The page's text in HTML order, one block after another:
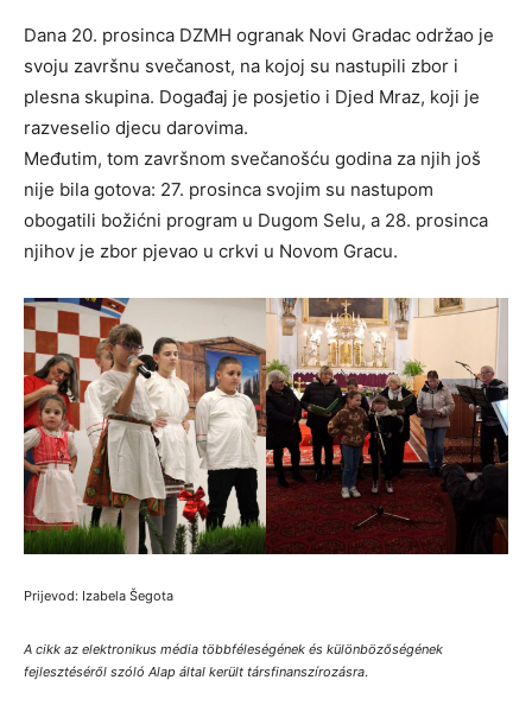
Dana 20. prosinca DZMH ogranak Novi Gradac održao je
svoju završnu svečanost, na kojoj su nastupili zbor i
plesna skupina. Događaj je posjetio i Djed Mraz, koji je
razveselio djecu darovima.
Međutim, tom završnom svečanošću godina za njih još
nije bila gotova: 27. prosinca svojim su nastupom
obogatili božićni program u Dugom Selu, a 28. prosinca
njihov je zbor pjevao u crkvi u Novom Gracu.
Prijevod: Izabela Šegota
A cikk az elektronikus média többféleségének és különbözőségének
fejlesztéséről szóló Alap által került társfinanszírozásra.